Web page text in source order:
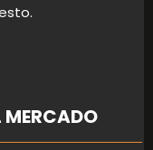
MERCADO